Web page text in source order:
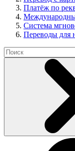
Платёж по
Система
Переводы для